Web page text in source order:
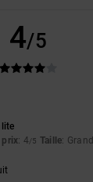
4/5
prix: 4/5 Taille: Grand